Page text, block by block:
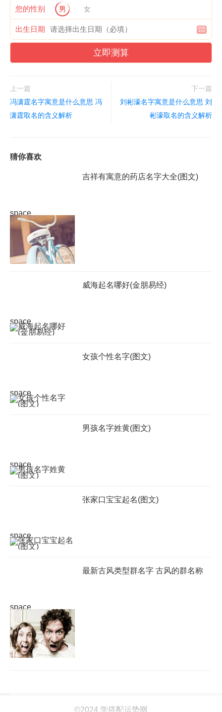
您的性别 男 女
出生日期
立即测算
上一篇
冯潇霆名字寓意是什么意思 冯
潇霆取名的含义解析
下一篇
刘彬濠名字寓意是什么意思 刘
彬濠取名的含义解析
猜你喜欢
space
吉祥有寓意的药店名字大全(图文)
space
威海起名哪好(金朋易经)
space
女孩个性名字(图文)
space
男孩名字姓黄(图文)
space
张家口宝宝起名(图文)
space
最新古风类型群名字 古风的群名称
©2024 学搭配运势网